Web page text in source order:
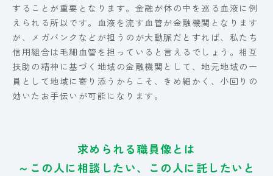
することが重要となります。金融が体の中を巡る血液に例
えられる所以です。血液を流す血管が金融機関となります
が、メガバンクなどが担うのが大動脈だとすれば、私たち
信用組合は毛細血管を担っていると言えるでしょう。相互
扶助の精神に基づく地域の金融機関として、地元地域の一
員として地域に寄り添うからこそ、きめ細かく、小回りの
効いたお手伝いが可能になります。
求められる職員像とは
～この人に相談したい、この人に託したいと